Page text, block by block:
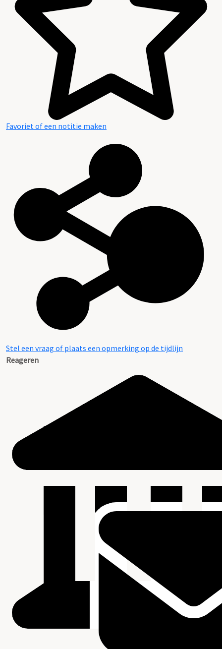
Favoriet of een notitie maken
Stel een vraag of plaats een opmerking op de tijdlijn
Reageren